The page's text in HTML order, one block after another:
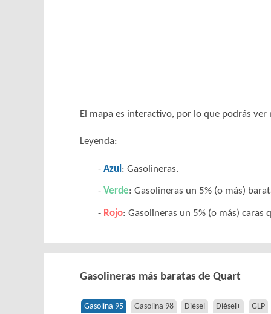
El mapa es interactivo, por lo que podrás
Leyenda:
Azul : Gasolineras.
Verde: Gasolineras un 5% (o más)
Rojo: Gasolineras un 5% (o más) caras
Gasolineras más baratas de Quart
Gasolina 95 Gasolina 98 Diésel Diésel+ GLP